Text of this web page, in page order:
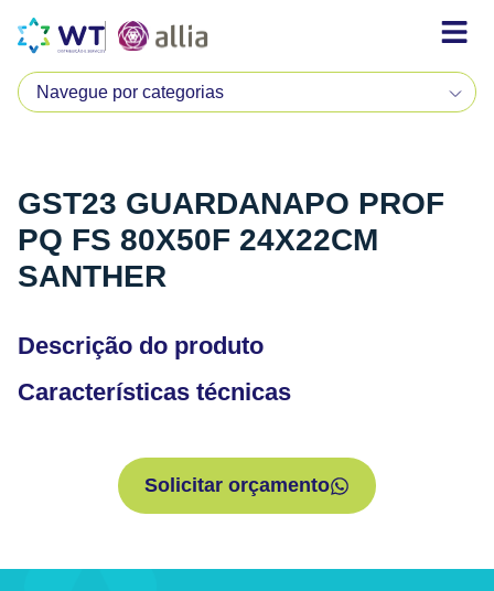
GST23 GUARDANAPO PROF
PQ FS 80X50F 24X22CM
SANTHER
Descrição do produto
Características técnicas
Solicitar orçamento